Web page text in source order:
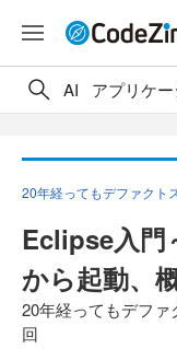
AI アプリケ
20年経ってもデファクト
Eclipse入門
から起動、
20年経ってもデフ
回